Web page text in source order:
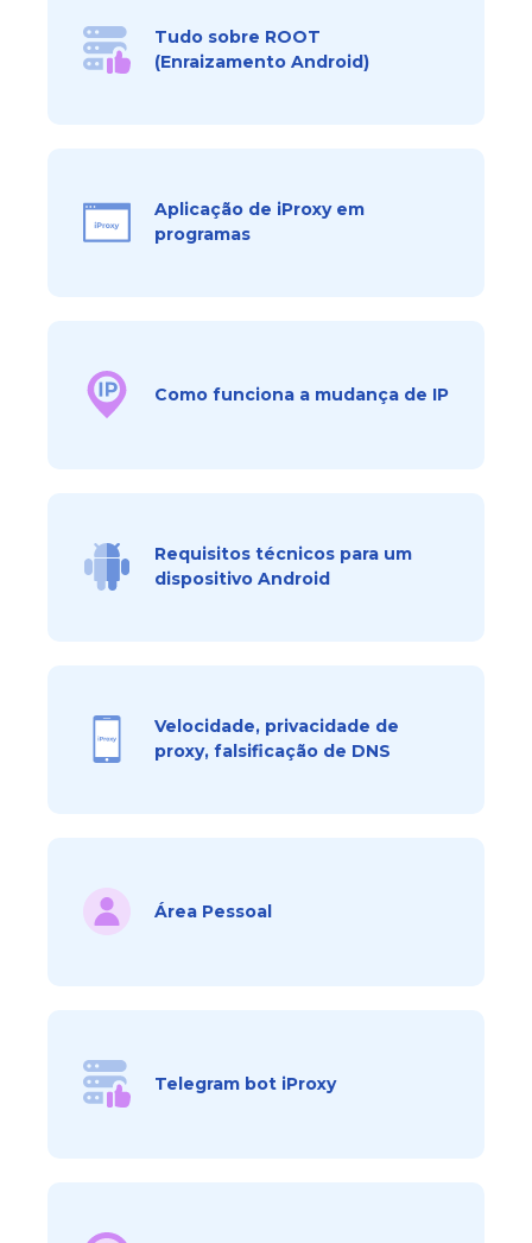
Tudo sobre ROOT
(Enraizamento Android)
Aplicação de iProxy em
programas
Como funciona a mudança de IP
Requisitos técnicos para um
dispositivo Android
Velocidade, privacidade de
proxy, falsificação de DNS
Área Pessoal
Telegram bot iProxy